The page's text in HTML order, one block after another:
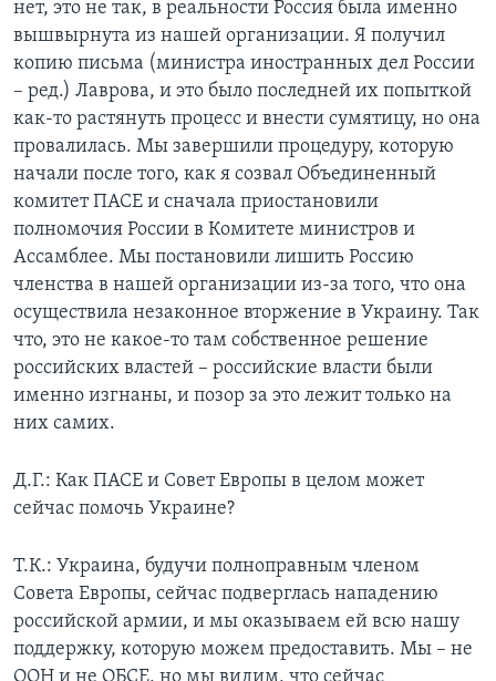
нет, это не так, в реальности Россия была именно
вышвырнута из нашей организации. Я получил
копию письма (министра иностранных дел России
– ред.) Лаврова, и это было последней их попыткой
как-то растянуть процесс и внести сумятицу, но она
провалилась. Мы завершили процедуру, которую
начали после того, как я созвал Объединенный
комитет ПАСЕ и сначала приостановили
полномочия России в Комитете министров и
Ассамблее. Мы постановили лишить Россию
членства в нашей организации из-за того, что она
осуществила незаконное вторжение в Украину. Так
что, это не какое-то там собственное решение
российских властей – российские власти были
именно изгнаны, и позор за это лежит только на
них самих.
Д.Г.: Как ПАСЕ и Совет Европы в целом может
сейчас помочь Украине?
Т.К.: Украина, будучи полноправным членом
Совета Европы, сейчас подверглась нападению
российской армии, и мы оказываем ей всю нашу
поддержку, которую можем предоставить. Мы – не